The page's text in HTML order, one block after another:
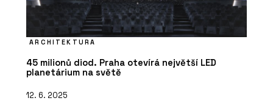
ARCHITEKTURA
45 milionů diod. Praha otevírá největší LED
planetárium na světě
12. 6. 2025